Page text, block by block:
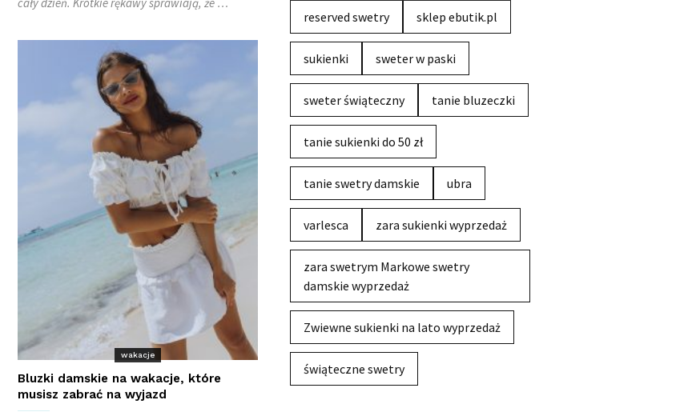
wakacje
Bluzki damskie na wakacje, które
musisz zabrać na wyjazd
reserved swetry sklep ebutik.pl
sukienki sweter w paski
sweter świąteczny tanie bluzeczki
tanie sukienki do 50 zł
tanie swetry damskie ubra
varlesca zara sukienki wyprzedaż
zara swetrym Markowe swetry
damskie wyprzedaż
Zwiewne sukienki na lato wyprzedaż
świąteczne swetry